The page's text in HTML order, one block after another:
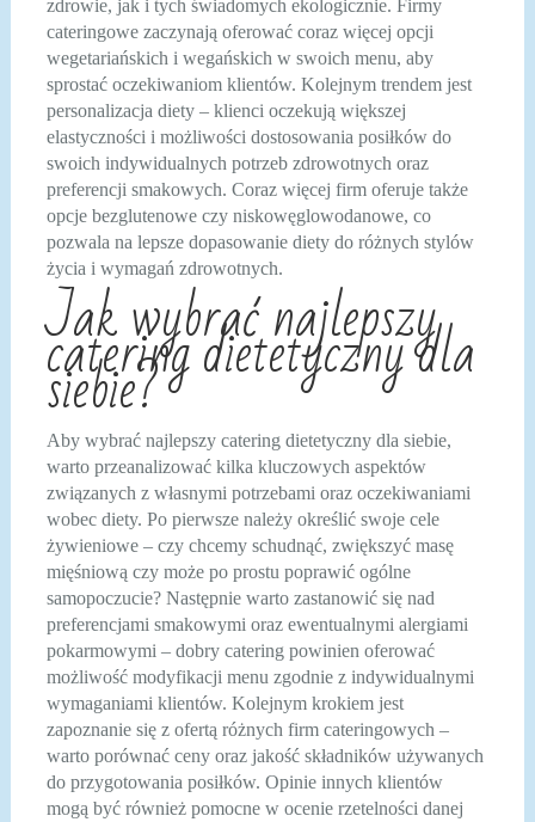
zdrowie, jak i tych świadomych ekologicznie. Firmy
cateringowe zaczynają oferować coraz więcej opcji
wegetariańskich i wegańskich w swoich menu, aby
sprostać oczekiwaniom klientów. Kolejnym trendem jest
personalizacja diety – klienci oczekują większej
elastyczności i możliwości dostosowania posiłków do
swoich indywidualnych potrzeb zdrowotnych oraz
preferencji smakowych. Coraz więcej firm oferuje także
opcje bezglutenowe czy niskowęglowodanowe, co
pozwala na lepsze dopasowanie diety do różnych stylów
życia i wymagań zdrowotnych.
Jak wybrać najlepszy
catering dietetyczny dla
siebie?
Aby wybrać najlepszy catering dietetyczny dla siebie,
warto przeanalizować kilka kluczowych aspektów
związanych z własnymi potrzebami oraz oczekiwaniami
wobec diety. Po pierwsze należy określić swoje cele
żywieniowe – czy chcemy schudnąć, zwiększyć masę
mięśniową czy może po prostu poprawić ogólne
samopoczucie? Następnie warto zastanowić się nad
preferencjami smakowymi oraz ewentualnymi alergiami
pokarmowymi – dobry catering powinien oferować
możliwość modyfikacji menu zgodnie z indywidualnymi
wymaganiami klientów. Kolejnym krokiem jest
zapoznanie się z ofertą różnych firm cateringowych –
warto porównać ceny oraz jakość składników używanych
do przygotowania posiłków. Opinie innych klientów
mogą być również pomocne w ocenie rzetelności danej